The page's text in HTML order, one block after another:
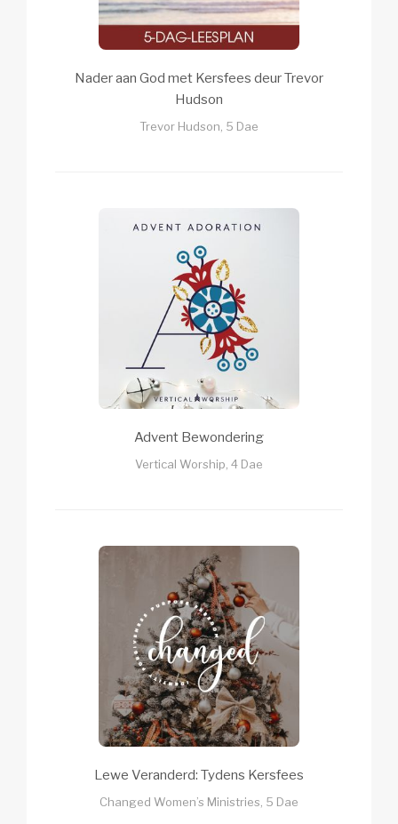
Nader aan God met Kersfees deur Trevor
Hudson
Trevor Hudson, 5 Dae
Advent Bewondering
Vertical Worship, 4 Dae
Lewe Veranderd: Tydens Kersfees
Changed Women’s Ministries, 5 Dae